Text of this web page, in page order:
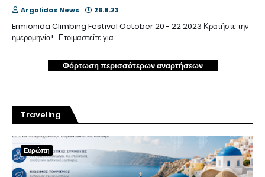
Argolidas News 26.8.23
Ermionida Climbing Festival October 20 - 22 2023 Κρατήστε την
ημερομηνία! Ετοιμαστείτε για …
Φόρτωση περισσότερων αναρτήσεων
Traveling
Ευρώπη